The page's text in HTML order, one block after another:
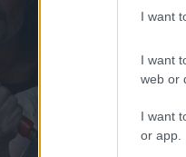
I want
I want
web or
I want
or app.